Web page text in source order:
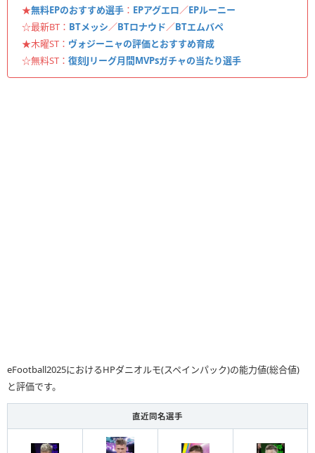
★無料EPのおすすめ選手 ： EPアグエロ／EPルーニー
☆最新BT： BTメッシ／BTロナウド／BTエムバペ
★木曜ST： ヴォジーニャの評価とおすすめ育成
☆無料ST： 復刻Jリーグ月間MVPsガチャの当たり選手
eFootball2025におけるHPダニオルモ(スペインパック)の能力値(総合値)
と評価です。
直近同名選手